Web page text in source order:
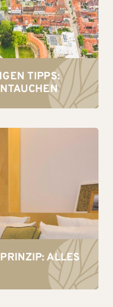
TIPPS:
ALLES